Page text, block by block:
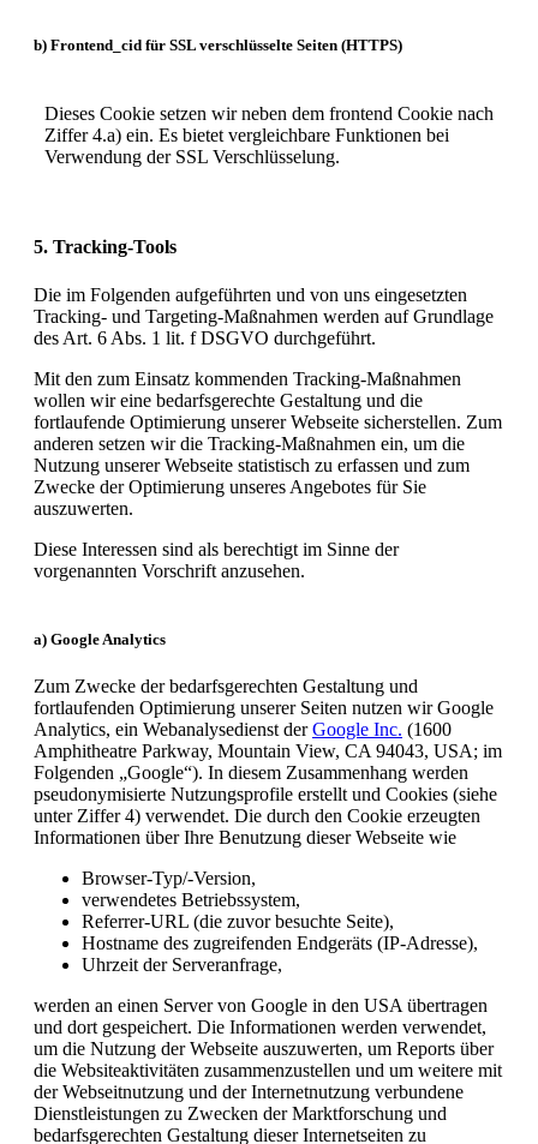
b) Frontend_cid für SSL verschlüsselte Seiten (HTTPS)
Dieses Cookie setzen wir neben dem frontend Cookie nach
Ziffer 4.a) ein. Es bietet vergleichbare Funktionen bei
Verwendung der SSL Verschlüsselung.
5. Tracking-Tools
Die im Folgenden aufgeführten und von uns eingesetzten
Tracking- und Targeting-Maßnahmen werden auf Grundlage
des Art. 6 Abs. 1 lit. f DSGVO durchgeführt.
Mit den zum Einsatz kommenden Tracking-Maßnahmen
wollen wir eine bedarfsgerechte Gestaltung und die
fortlaufende Optimierung unserer Webseite sicherstellen. Zum
anderen setzen wir die Tracking-Maßnahmen ein, um die
Nutzung unserer Webseite statistisch zu erfassen und zum
Zwecke der Optimierung unseres Angebotes für Sie
auszuwerten.
Diese Interessen sind als berechtigt im Sinne der
vorgenannten Vorschrift anzusehen.
a) Google Analytics
Zum Zwecke der bedarfsgerechten Gestaltung und
fortlaufenden Optimierung unserer Seiten nutzen wir Google
Analytics, ein Webanalysedienst derGoogle Inc. (1600
Amphitheatre Parkway, Mountain View, CA 94043, USA; im
Folgenden „Google“). In diesem Zusammenhang werden
pseudonymisierte Nutzungsprofile erstellt und Cookies (siehe
unter Ziffer 4) verwendet. Die durch den Cookie erzeugten
Informationen über Ihre Benutzung dieser Webseite wie
Browser-Typ/-Version,
verwendetes Betriebssystem,
Referrer-URL (die zuvor besuchte Seite),
Hostname des zugreifenden Endgeräts (IP-Adresse),
Uhrzeit der Serveranfrage,
werden an einen Server von Google in den USA übertragen
und dort gespeichert. Die Informationen werden verwendet,
um die Nutzung der Webseite auszuwerten, um Reports über
die Websiteaktivitäten zusammenzustellen und um weitere mit
der Webseitnutzung und der Internetnutzung verbundene
Dienstleistungen zu Zwecken der Marktforschung und
bedarfsgerechten Gestaltung dieser Internetseiten zu